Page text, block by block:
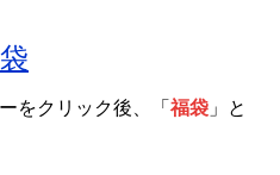
をクリック後、「 福袋 」と